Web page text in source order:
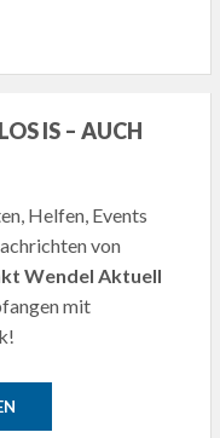
IS – AUCH
Helfen, Events
von
Wendel Aktuell
mit